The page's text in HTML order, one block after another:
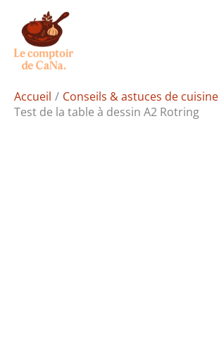
contenu
Accueil
Conseils & astuces de cuisine
Test de la table à dessin A2 Rotring
Rechercher